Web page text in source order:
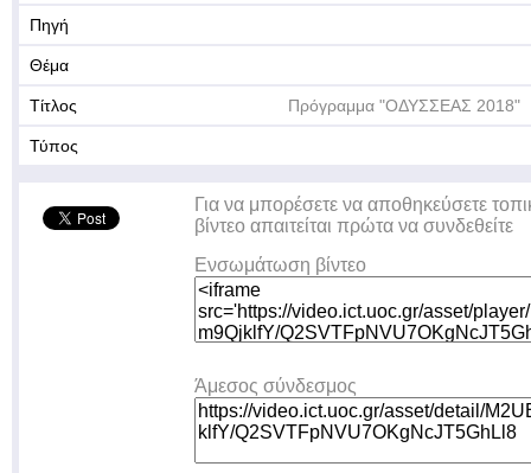
Πηγή
Θέμα
Τίτλος Πρόγραμμα "ΟΔΥΣΣΕΑΣ 2018"
Τύπος
Για να μπορέσετε να αποθηκεύσετε
βίντεο απαιτείται πρώτα να συνδεθείτε
Ενσωμάτωση βίντεο
Άμεσος σύνδεσμος